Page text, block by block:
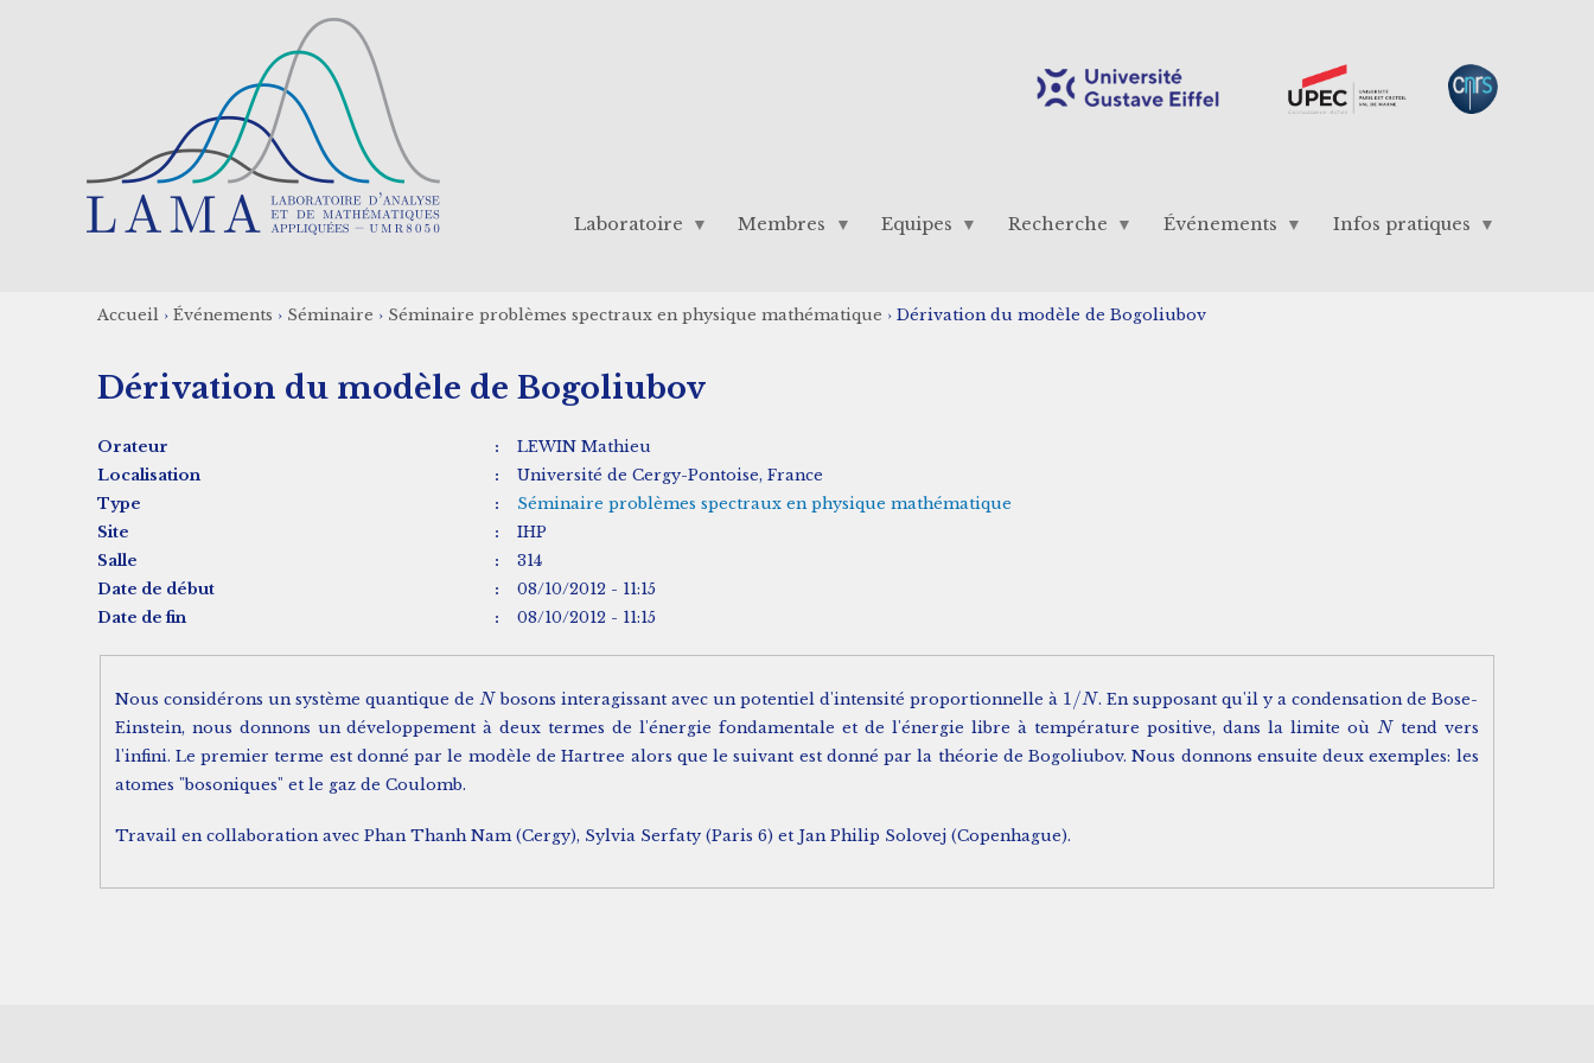
Laboratoire Membres Equipes Recherche Événements Infos pratiques
d'Ariane
Accueil › Événements › Séminaire › Séminaire problèmes spectraux en physique mathématique › Dérivation du modèle de Bogoliubov
Dérivation du modèle de Bogoliubov
Orateur :
LEWIN Mathieu
Localisation
:
Université de Cergy-Pontoise, France
Type
:
Séminaire problèmes spectraux en physique mathématique
Site
:
IHP
Salle
:
314
Date de début
:
08/10/2012 - 11:15
Date de fin
: 08/10/2012 - 11:15
Nous considérons un système quantique de N
N bosons interagissant avec un potentiel d'intensité proportionnelle à 1/N
1/N . En supposant qu'il y a condensation de Bose-
Einstein, nous donnons un développement à deux termes de l'énergie fondamentale et de l'énergie libre à température positive, dans la limite où N
N
tend vers
l'infini. Le premier terme est donné par le modèle de Hartree alors que le suivant est donné par la théorie de Bogoliubov. Nous donnons ensuite deux exemples: les
atomes "bosoniques" et le gaz de Coulomb.
Travail en collaboration avec Phan Thanh Nam (Cergy), Sylvia Serfaty (Paris 6) et Jan Philip Solovej (Copenhague).